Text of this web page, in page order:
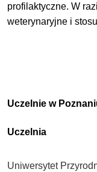
profilaktyczne. W
weterynaryjne i
Uczelnie w
Uczelnia
Uniwersytet